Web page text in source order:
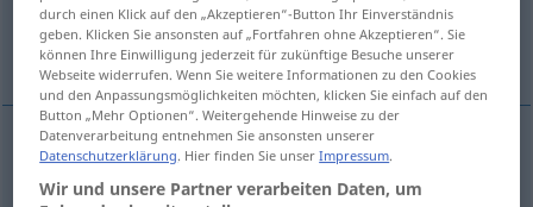
insolvence
Insolvenz
durch einen Klick auf den „Akzeptieren“-Button Ihr Einverständnis
geben. Klicken Sie ansonsten auf „Fortfahren ohne Akzeptieren“. Sie
können Ihre Einwilligung jederzeit für zukünftige Besuche unserer
Webseite widerrufen. Wenn Sie weitere Informationen zu den Cookies
und den Anpassungsmöglichkeiten möchten, klicken Sie einfach auf den
Button „Mehr Optionen“. Weitergehende Hinweise zu der
Datenverarbeitung entnehmen Sie ansonsten unserer
Datenschutzerklärung. Hier finden Sie unserImpressum.
Wir und unsere Partner verarbeiten Daten, um